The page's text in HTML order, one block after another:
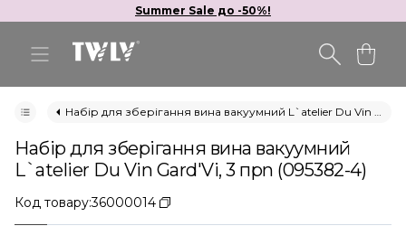
Summer Sale до -50%!
Набір для зберігання вина вакуумний L`atelier Du Vin Gard'Vi, 3 прn (095382-4)
Набір для зберігання вина вакуумний
L`atelier Du Vin Gard'Vi, 3 прn (095382-4)
Код товару:36000014